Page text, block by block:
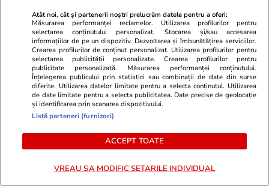
ZiaruldeIasi.ro
Compania care va începe
construirea unui parc fotovoltaic
uriaș la marginea Iașului a învârtit
anul trecut 160 de milioane de
euro. Cine este fondatorul
Fanatik.ro
Cum se
actriță din
marocan
de la divorț:
Atât noi, cât și partenerii noștri prelucrăm datele pentru a oferi:
Măsurarea performanței reclamelor. Utilizarea profilurilor pentru
selectarea conținutului personalizat. Stocarea și/sau accesarea
informațiilor de pe un dispozitiv. Dezvoltarea și îmbunătățirea serviciilor.
Crearea profilurilor de conținut personalizat. Utilizarea profilurilor pentru
selectarea publicității personalizate. Crearea profilurilor pentru
publicitate personalizată. Măsurarea performanței conținutului.
Înțelegerea publicului prin statistici sau combinații de date din surse
diferite. Utilizarea datelor limitate pentru a selecta conținutul. Utilizarea
de date limitate pentru a selecta publicitatea. Date precise de geolocație
și identificarea prin scanarea dispozitivului.
Listă parteneri (furnizori)
ACCEPT TOATE
VREAU SA MODIFIC SETARILE INDIVIDUAL